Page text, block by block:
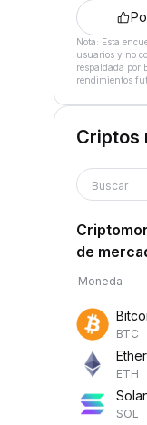
Nota: Esta
usuarios y no
respaldada por
rendimientos
Criptos
Buscar
de
Moneda
BTC
ETH
SOL